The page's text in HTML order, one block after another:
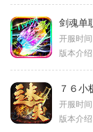
剑魂单
开服时间
版本介绍
７６小
开服时间
版本介绍